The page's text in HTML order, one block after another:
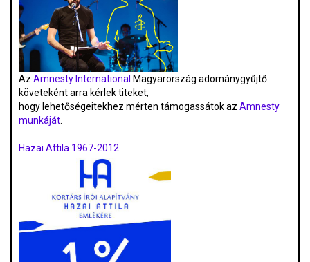
Az Amnesty International Magyarország adománygyűjtő
követeként arra kérlek titeket,
hogy lehetőségeitekhez mérten támogassátok az Amnesty
munkáját.
Hazai Attila 1967-2012